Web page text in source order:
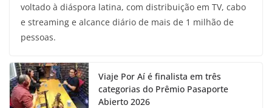
voltado à diáspora latina, com distribuição em TV, cabo
e streaming e alcance diário de mais de 1 milhão de
pessoas.
Viaje Por Aí é finalista em três
categorias do Prêmio Pasaporte
Abierto 2026